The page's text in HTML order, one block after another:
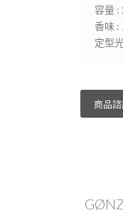
容量 :
香味 :
定型
商品